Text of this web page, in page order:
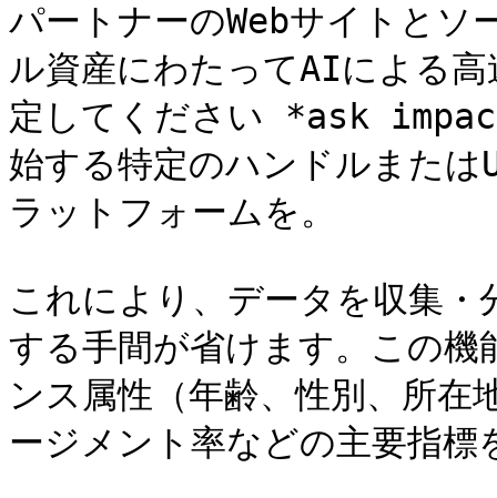
パートナーのWebサイトとソ
ル資産にわたってAIによる
定してください *ask
始する特定のハンドルまた
ラットフォームを。
これにより、データを収集
する手間が省けます。この
ンス属性（年齢、性別、所在
ージメント率などの主要指